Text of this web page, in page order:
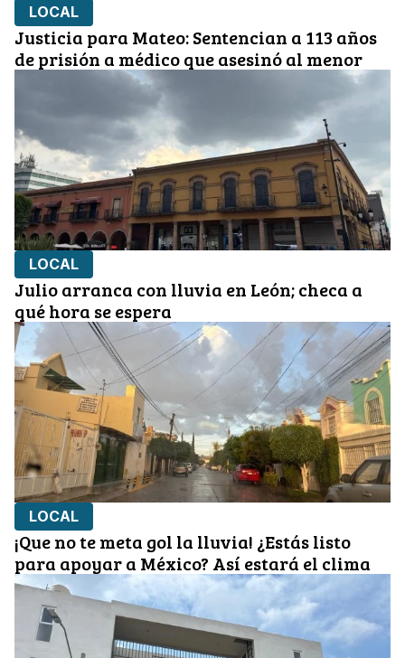
LOCAL
Justicia para Mateo: Sentencian a 113 años
de prisión a médico que asesinó al menor
LOCAL
Julio arranca con lluvia en León; checa a
qué hora se espera
LOCAL
¡Que no te meta gol la lluvia! ¿Estás listo
para apoyar a México? Así estará el clima